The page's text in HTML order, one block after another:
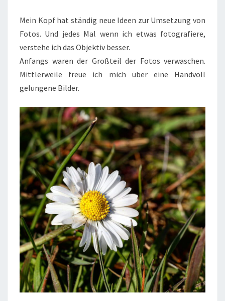
Mein Kopf hat ständig neue Ideen zur Umsetzung von
Fotos. Und jedes Mal wenn ich etwas fotografiere,
verstehe ich das Objektiv besser.
Anfangs waren der Großteil der Fotos verwaschen.
Mittlerweile freue ich mich über eine Handvoll
gelungene Bilder.